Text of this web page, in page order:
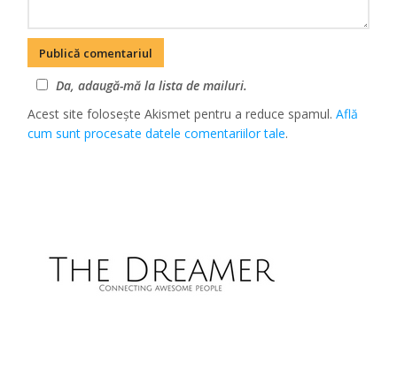
Da, adaugă-mă la lista de mailuri.
Acest site folosește Akismet pentru a reduce spamul.Află
cum sunt procesate datele comentariilor tale.